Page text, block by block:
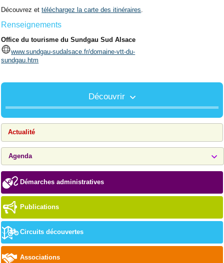
Découvrez ettéléchargez la carte des itinéraires.
Renseignements
Office du tourisme du Sundgau Sud Alsace
www.sundgau-sudalsace.fr/domaine-vtt-du-
sundgau.htm
Découvrir
Actualité
Agenda
Démarches administratives
Publications
Circuits découvertes
Associations